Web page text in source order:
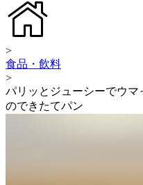
>
食品・飲料
>
パリッとジューシーでウマ
のできたてパン